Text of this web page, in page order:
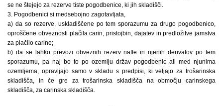
se ne štejejo za rezerve tiste pogodbenice, ki jih skladišči.
3. Pogodbenici si medsebojno zagotavljata,
a) da so rezerve, uskladiščene po tem sporazumu za drugo pogodbenico,
oproščene obveznosti plačila carin, pristojbin, dajatev in predložitve jamstva
za plačilo carine;
b) da se lahko prevozi obveznih rezerv nafte in njenih derivatov po tem
sporazumu, pa naj bo to po ozemlju držav pogodbenic ali med njunima
ozemljema, opravljajo samo v skladu s predpisi, ki veljajo za trošarinska
skladišča, in če gre za trošarinska skladišča na območju carinskega
skladišča, za carinska skladišča.